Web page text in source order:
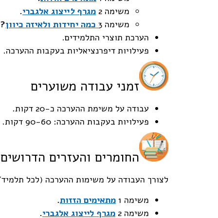
משימה 2
מגרף לייצוג אלגברי.
משימה 3
כמה יחידות ולאיזה כיוון?
הערכת תוצרי התלמידים.
פעילויות דיפרנציאליות בעקבות ההערכה.
זמני עבודה משוערים
עבודה על משימת ההערכה כ-20 דקות.
פעילויות בעקבות ההערכה: 90-60 דקות.
החומרים והעזרים הדרושים
לצורך העבודה על משימות ההערכה (לכל
משימה 1
מתאימים הזזות.
משימה 2
מגרף לייצוג אלגברי.